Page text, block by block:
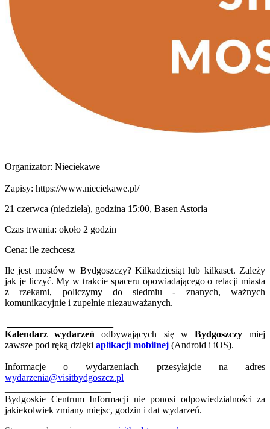
Organizator: Nieciekawe
Zapisy: https://www.nieciekawe.pl/
21 czerwca (niedziela), godzina 15:00, Basen Astoria
Czas trwania: około 2 godzin
Cena: ile zechcesz
Ile jest mostów w Bydgoszczy? Kilkadziesiąt lub kilkaset. Zależy
jak je liczyć. My w trakcie spaceru opowiadającego o relacji miasta
z rzekami, policzymy do siedmiu - znanych, ważnych
komunikacyjnie i zupełnie niezauważanych.
Kalendarz wydarzeń odbywających się w Bydgoszczymiej
zawsze pod ręką dzięki aplikacji mobilnej (Android i iOS).
Informacje o wydarzeniach przesyłajcie na adres
wydarzenia@visitbydgoszcz.pl
Bydgoskie Centrum Informacji nie ponosi odpowiedzialności za
jakiekolwiek zmiany miejsc, godzin i dat wydarzeń.